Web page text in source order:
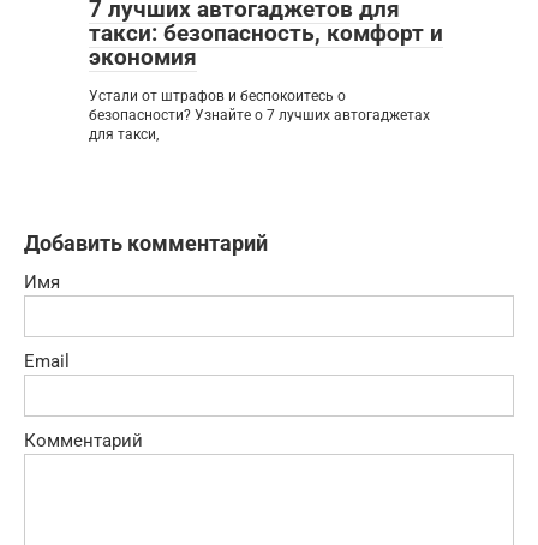
7 лучших автогаджетов для
такси: безопасность, комфорт и
экономия
Устали от штрафов и беспокоитесь о
безопасности? Узнайте о 7 лучших автогаджетах
для такси,
Добавить комментарий
Имя
Email
Комментарий